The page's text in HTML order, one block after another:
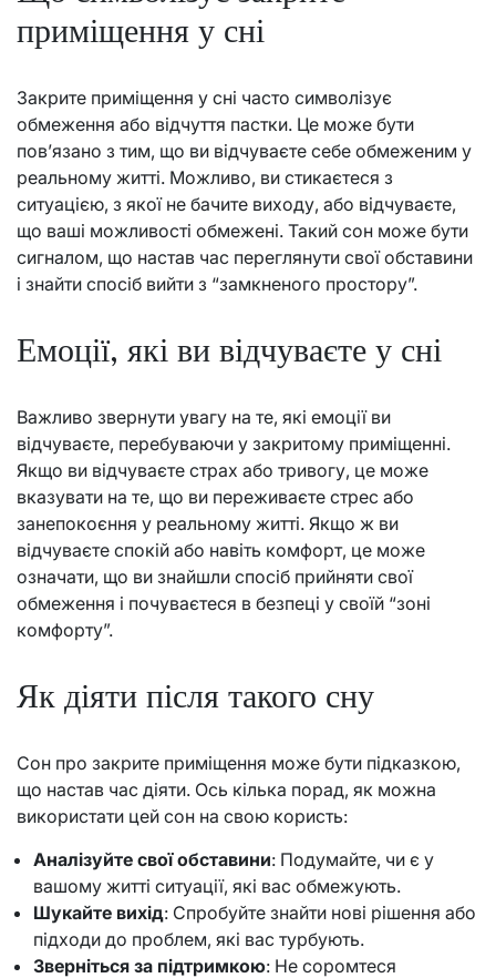
приміщення у сні
Закрите приміщення у сні часто символізує
обмеження або відчуття пастки. Це може бути
пов’язано з тим, що ви відчуваєте себе обмеженим у
реальному житті. Можливо, ви стикаєтеся з
ситуацією, з якої не бачите виходу, або відчуваєте,
що ваші можливості обмежені. Такий сон може бути
сигналом, що настав час переглянути свої обставини
і знайти спосіб вийти з “замкненого простору”.
Емоції, які ви відчуваєте у сні
Важливо звернути увагу на те, які емоції ви
відчуваєте, перебуваючи у закритому приміщенні.
Якщо ви відчуваєте страх або тривогу, це може
вказувати на те, що ви переживаєте стрес або
занепокоєння у реальному житті. Якщо ж ви
відчуваєте спокій або навіть комфорт, це може
означати, що ви знайшли спосіб прийняти свої
обмеження і почуваєтеся в безпеці у своїй “зоні
комфорту”.
Як діяти після такого сну
Сон про закрите приміщення може бути підказкою,
що настав час діяти. Ось кілька порад, як можна
використати цей сон на свою користь:
Аналізуйте свої обставини: Подумайте, чи є у
вашому житті ситуації, які вас обмежують.
Шукайте вихід: Спробуйте знайти нові рішення або
підходи до проблем, які вас турбують.
Зверніться за підтримкою: Не соромтеся